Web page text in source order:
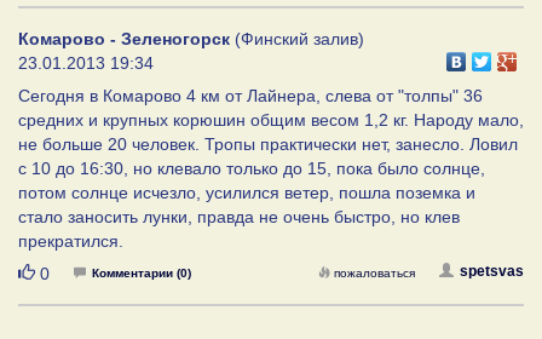
Комарово - Зеленогорск (Финский залив)
23.01.2013 19:34
Сегодня в Комарово 4 км от Лайнера, слева от "толпы" 36
средних и крупных корюшин общим весом 1,2 кг. Народу мало,
не больше 20 человек. Тропы практически нет, занесло. Ловил
с 10 до 16:30, но клевало только до 15, пока было солнце,
потом солнце исчезло, усилился ветер, пошла поземка и
стало заносить лунки, правда не очень быстро, но клев
прекратился.
Нравится
0 Комментарии (0) spetsvas
пожаловаться